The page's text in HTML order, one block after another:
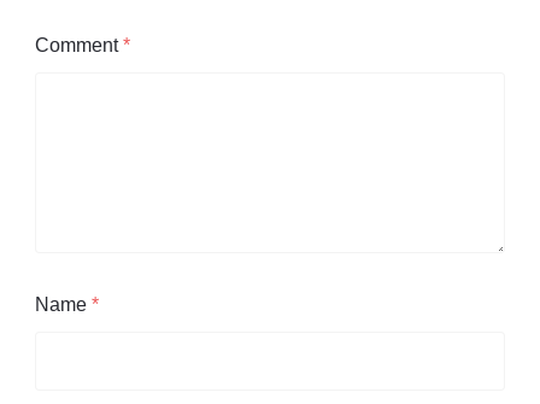
Comment*
Name *